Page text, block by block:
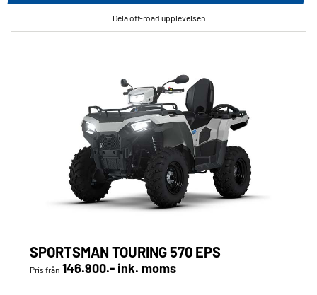
Dela off-road upplevelsen
SPORTSMAN TOURING 570 EPS
Pris från 146.900.- ink. moms